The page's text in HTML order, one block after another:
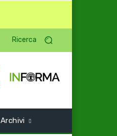
Ricerca
Archivi